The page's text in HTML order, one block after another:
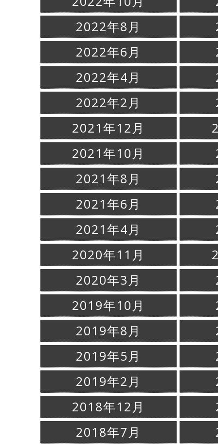
2022年8月
2022年6月
2022年4月
2022年2月
2021年12月
2021年10月
2021年8月
2021年6月
2021年4月
2020年11月
2020年3月
2019年10月
2019年8月
2019年5月
2019年2月
2018年12月
2018年7月